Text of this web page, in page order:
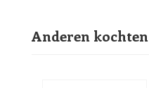
Anderen